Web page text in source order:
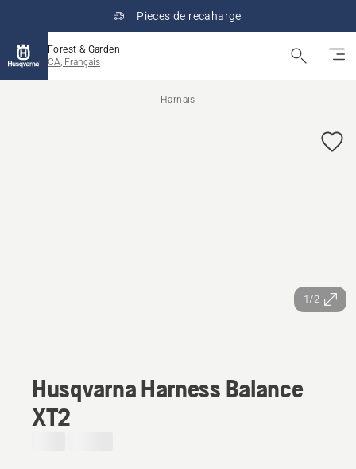
Pieces de recaharge
Forest & Garden
CA, Français
Harnais
1/2
Husqvarna Harness Balance
XT2